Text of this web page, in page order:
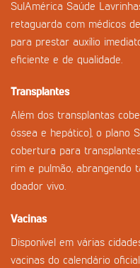
SulAmérica Saúde
retaguarda com médicos
para prestar auxílio
eficiente e de qualidade.
Transplantes
Além dos transplantas
óssea e hepático), o plano
cobertura para
rim e pulmão, abrangendo
doador vivo.
Vacinas
Disponível em várias
vacinas do calendário